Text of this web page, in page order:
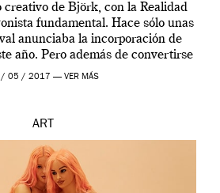
de Björk, con la Realidad
fundamental. Hace sólo unas
anunciaba la incorporación de
año. Pero además de convertirse
más relevantes […]
/ 05 / 2017 — VER MÁS
ART